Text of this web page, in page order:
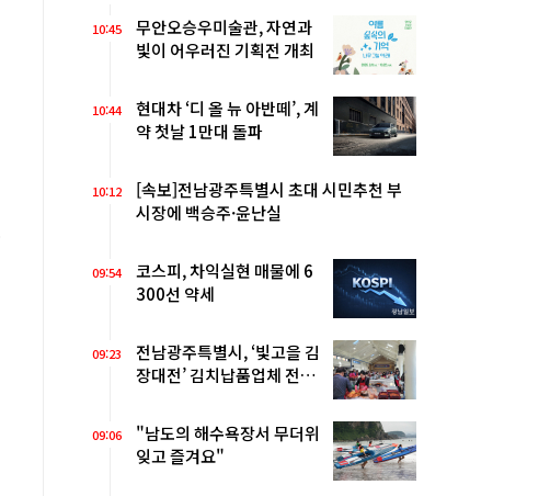
10:45
무안오승우미술관, 자연과
빛이 어우러진 기획전 개최
10:44
현대차 ‘디 올 뉴 아반떼’, 계
약 첫날 1만대 돌파
10:12
[속보]전남광주특별시 초대 시민추천 부
시장에 백승주·윤난실
09:54
코스피, 차익실현 매물에 6
300선 약세
09:23
전남광주특별시, ‘빛고을 김
장대전’ 김치납품업체 전남
09:06
"남도의 해수욕장서 무더위
잊고 즐겨요"